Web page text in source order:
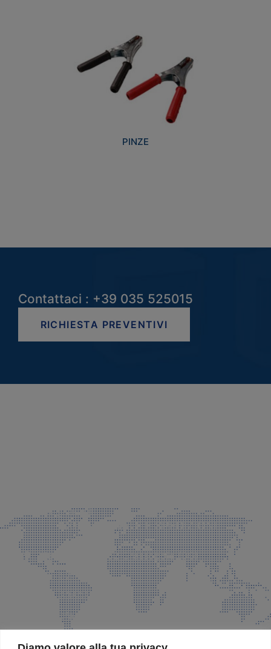
PINZE
Contattaci : +39 035 525015
RICHIESTA PREVENTIVI
info@faeg.it
COMMERCIALE E SPEDIZIONI
Via Padre Elzi, 32 Grassobbio (BG)
035 525015
035 335037
info@faeg.it
SITE MAP